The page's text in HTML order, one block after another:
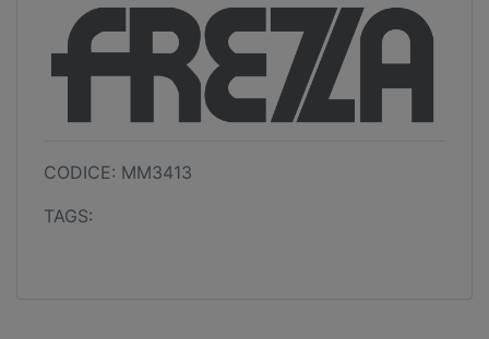
CODICE: MM3413
TAGS: